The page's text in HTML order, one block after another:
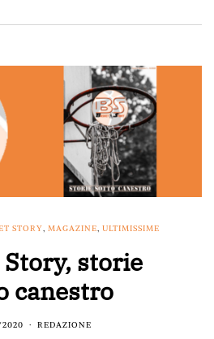
STORY MAGAZINE ULTIMISSIME
storie
canestro
REDAZIONE